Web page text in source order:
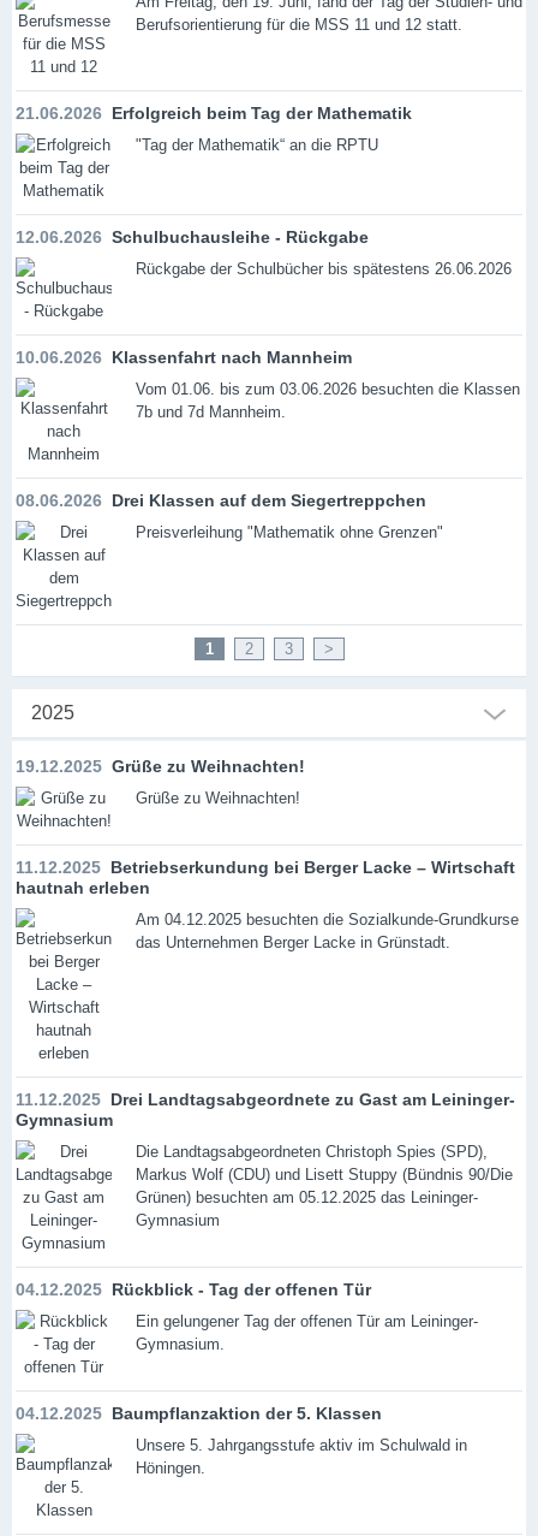
Berufsorientierung für die MSS 11 und 12 statt.
21.06.2026 Erfolgreich beim Tag der Mathematik
"Tag der Mathematik“ an die RPTU
12.06.2026 Schulbuchausleihe - Rückgabe
Rückgabe der Schulbücher bis spätestens 26.06.2026
10.06.2026 Klassenfahrt nach Mannheim
Vom 01.06. bis zum 03.06.2026 besuchten die Klassen
7b und 7d Mannheim.
08.06.2026 Drei Klassen auf dem Siegertreppchen
Preisverleihung "Mathematik ohne Grenzen"
1 2 3 >
2025
19.12.2025 Grüße zu Weihnachten!
Grüße zu Weihnachten!
11.12.2025 Betriebserkundung bei Berger Lacke – Wirtschaft
hautnah erleben
Am 04.12.2025 besuchten die Sozialkunde-Grundkurse
das Unternehmen Berger Lacke in Grünstadt.
11.12.2025 Drei Landtagsabgeordnete zu Gast am Leininger-
Gymnasium
Die Landtagsabgeordneten Christoph Spies (SPD),
Markus Wolf (CDU) und Lisett Stuppy (Bündnis 90/Die
Grünen) besuchten am 05.12.2025 das Leininger-
Gymnasium
04.12.2025 Rückblick - Tag der offenen Tür
Ein gelungener Tag der offenen Tür am Leininger-
Gymnasium.
04.12.2025 Baumpflanzaktion der 5. Klassen
Unsere 5. Jahrgangsstufe aktiv im Schulwald in
Höningen.